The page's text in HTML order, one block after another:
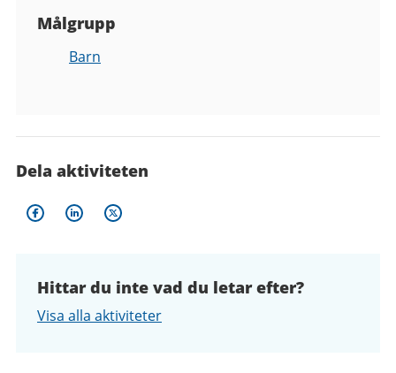
Målgrupp
Barn
Dela aktiviteten
Hittar du inte vad du letar efter?
Visa alla aktiviteter